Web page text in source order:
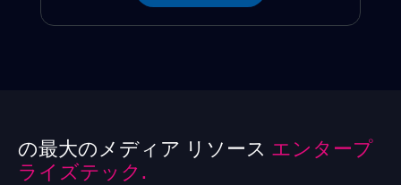
の最大のメディア リソース エンタープ
ライズテック.